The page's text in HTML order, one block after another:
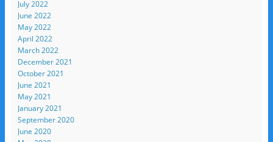
July 2022
June 2022
May 2022
April 2022
March 2022
December 2021
October 2021
June 2021
May 2021
January 2021
September 2020
June 2020